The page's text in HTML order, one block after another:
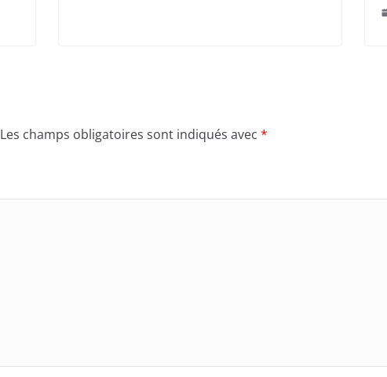
Les champs obligatoires sont indiqués avec *